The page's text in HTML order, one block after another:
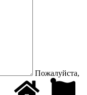
Пожалуйста,